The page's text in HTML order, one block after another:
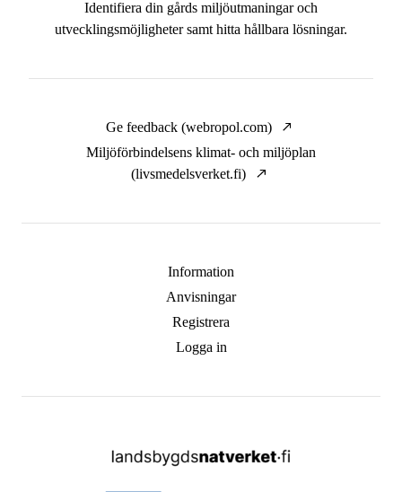
Identifiera din gårds miljöutmaningar och
utvecklingsmöjligheter samt hitta hållbara lösningar.
Ge feedback (webropol.com)
Miljöförbindelsens klimat- och miljöplan
(livsmedelsverket.fi)
Information
Anvisningar
Registrera
Logga in